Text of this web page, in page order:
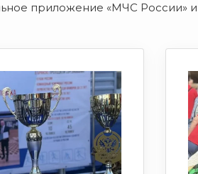
приложение «МЧС России»